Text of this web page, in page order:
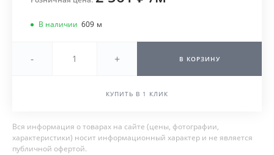
В наличии 609 м
- + В КОРЗИНУ
КУПИТЬ В 1 КЛИК
Вся информация о товарах на сайте (цены, фотографии,
характеристики) носит информационный характер и не является
публичной офертой.